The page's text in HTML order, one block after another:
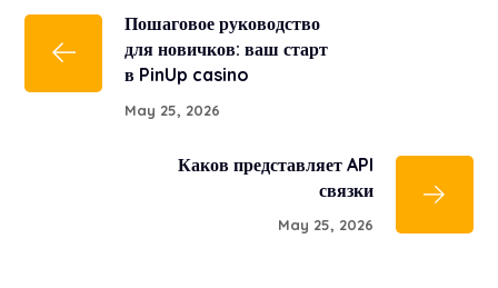
Пошаговое руководство
для новичков: ваш старт
в PinUp casino
May 25, 2026
Каков представляет API
связки
May 25, 2026